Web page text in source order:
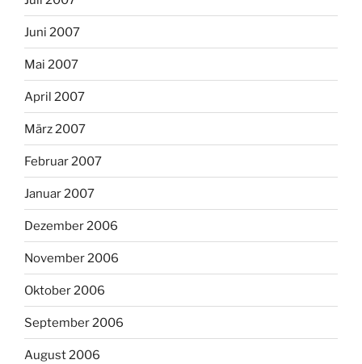
Juni 2007
Mai 2007
April 2007
März 2007
Februar 2007
Januar 2007
Dezember 2006
November 2006
Oktober 2006
September 2006
August 2006